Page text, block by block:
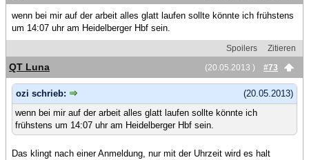
wenn bei mir auf der arbeit alles glatt laufen sollte könnte ich frühstens
um 14:07 uhr am Heidelberger Hbf sein.
Spoilers
Zitieren
(20.05.2013 )
#73
QT Luna
(20.05.2013)
ozi schrieb:
wenn bei mir auf der arbeit alles glatt laufen sollte könnte ich
frühstens um 14:07 uhr am Heidelberger Hbf sein.
Das klingt nach einer Anmeldung, nur mit der Uhrzeit wird es halt